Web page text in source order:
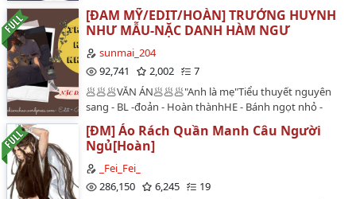
[ĐAM MỸ/EDIT/HOÀN] TRƯỞNG HUYNH
NHƯ MẪU-NẶC DANH HÀM NGƯ
sunmai_204
92,741
2,002
7
🥟🥟🥟VĂN ÁN🥟🥟🥟"Anh là mẹ"Tiểu thuyết nguyên
sang - BL -đoản - Hoàn thànhHE - Bánh ngọt nhỏ -
Song tính -Sản nhũ- H văn -1v1Cốt truyện: Không có 🥟
CP: Lâm Đàm x Lâm Hồi🥟Không thể khống chế được
nước mắt ( dễ khóc) niên hạ-chó con công x Dịu dàng
thành thật người song tính thụ…
[ĐM] Áo Rách Quần Manh Câu Người
Ngủ[Hoàn]
_Fei_Fei_
286,150
6,245
19